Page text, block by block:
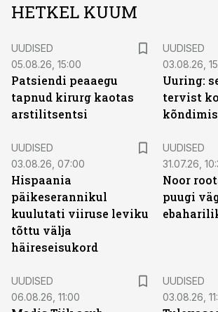
HETKEL KUUM
UUDISED
05.08.26, 15:00
Patsiendi peaaegu
tapnud kirurg kaotas
arstilitsentsi
UUDISED
03.08.26,
Uuring:
tervist
UUDISED
03.08.26, 07:00
Hispaania
päikeserannikul
kuulutati viiruse leviku
tõttu välja
häireseisukord
UUDISED
31.07.26,
Noor
puugi
UUDISED
06.08.26, 11:00
UUDISED
03.08.26,